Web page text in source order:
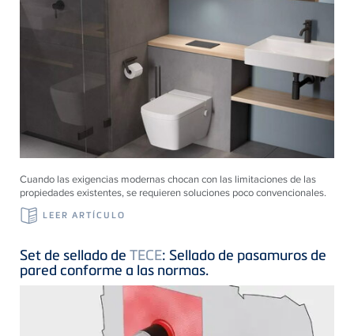
Cuando las exigencias modernas chocan con las limitaciones de las
propiedades existentes, se requieren soluciones poco convencionales.
LEER ARTÍCULO
Set de sellado de TECE: Sellado de pasamuros de
pared conforme a las normas.